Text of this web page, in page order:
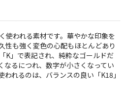
使われる素材です。華やかな印象を
性も強く変色の心配もほとんどあり
K」で表記され、純粋なゴールドだ
なるにつれ、数字が小さくなってい
れるのは、バランスの良い「K18」